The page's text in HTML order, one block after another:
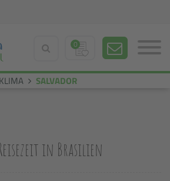
0
KLIMA SALVADOR
in Brasilien